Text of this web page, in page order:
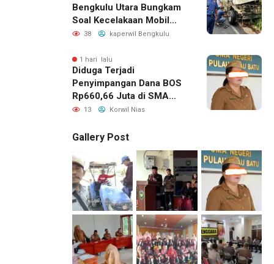
Bengkulu Utara Bungkam
Soal Kecelakaan Mobil
Dinas yang Dikemudikan
38 kaperwil Bengkulu
1 hari lalu
Diduga Terjadi
Penyimpangan Dana BOS
Rp660,66 Juta di SMA
Negeri 1 Pulau-Pulau
Belanja Bernilai Besar Jadi
Siapkan Laporan ke
Kejaksaan
13 Korwil Nias
Gallery Post